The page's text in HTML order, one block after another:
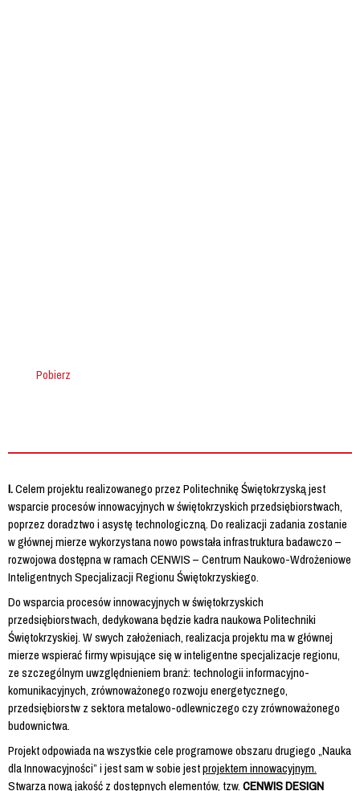
Pobierz
I.Celem projektu realizowanego przez Politechnikę Świętokrzyską jest
wsparcie procesów innowacyjnych w świętokrzyskich przedsiębiorstwach,
poprzez doradztwo i asystę technologiczną. Do realizacji zadania zostanie
w głównej mierze wykorzystana nowo powstała infrastruktura badawczo –
rozwojowa dostępna w ramach CENWIS – Centrum Naukowo-Wdrożeniowe
Inteligentnych Specjalizacji Regionu Świętokrzyskiego.
Do wsparcia procesów innowacyjnych w świętokrzyskich
przedsiębiorstwach, dedykowana będzie kadra naukowa Politechniki
Świętokrzyskiej. W swych założeniach, realizacja projektu ma w głównej
mierze wspierać firmy wpisujące się w inteligentne specjalizacje regionu,
ze szczególnym uwzględnieniem branż: technologii informacyjno-
komunikacyjnych, zrównoważonego rozwoju energetycznego,
przedsiębiorstw z sektora metalowo-odlewniczego czy zrównoważonego
budownictwa.
Projekt odpowiada na wszystkie cele programowe obszaru drugiego„Nauka
dla Innowacyjności” i jest sam w sobie jestprojektem innowacyjnym.
Stwarza nową jakość z dostępnych elementów, tzw.CENWIS DESIGN